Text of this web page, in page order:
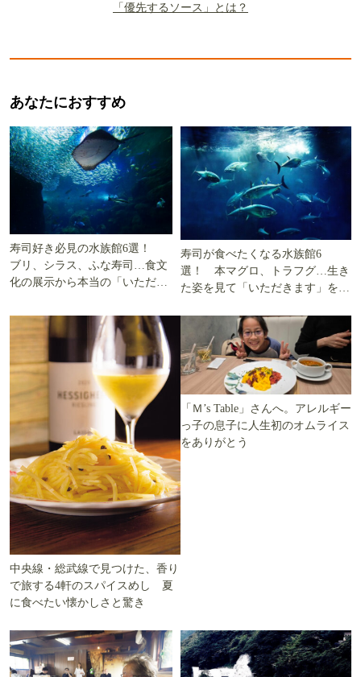
「優先するソース」とは？
あなたにおすすめ
寿司好き必見の水族館6選！
ブリ、シラス、ふな寿司…食文
化の展示から本当の「いただき
寿司が食べたくなる水族館6
選！ 本マグロ、トラフグ…生き
た姿を見て「いただきます」を考
中央線・総武線で見つけた、香り
で旅する4軒のスパイスめし 夏
に食べたい懐かしさと驚き
「Ｍ’s Table」さんへ。アレルギー
っ子の息子に人生初のオムライス
をありがとう